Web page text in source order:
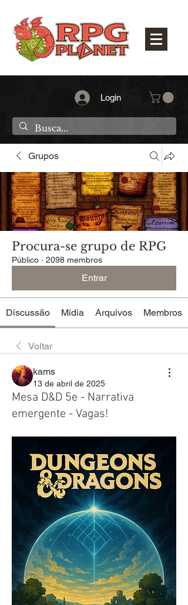
Login
Grupos
Procura-se grupo de RPG
Público · 2098 membros
Entrar
Discussão Mídia Arquivos Membros
Voltar
kams
13 de abril de 2025
Mesa D&D 5e - Narrativa
emergente - Vagas!